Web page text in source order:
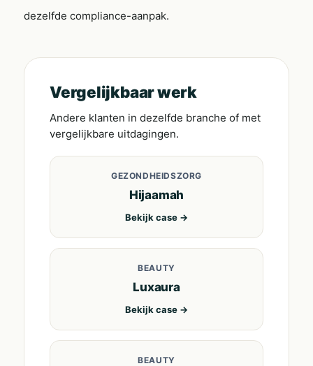
dezelfde compliance-aanpak.
Vergelijkbaar werk
Andere klanten in dezelfde branche of met
vergelijkbare uitdagingen.
GEZONDHEIDSZORG
Hijaamah
Bekijk case →
BEAUTY
Luxaura
Bekijk case →
BEAUTY